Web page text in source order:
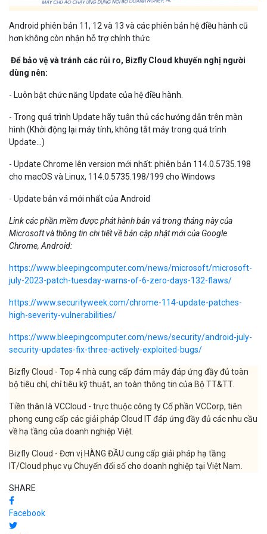
Android phiên bản 11, 12 và 13 và các phiên bản hệ điều hành cũ
hơn không còn nhận hỗ trợ chính thức
Để bảo vệ và tránh các rủi ro, Bizfly Cloud khuyến nghị người
dùng nên:
- Luôn bật chức năng Update của hệ điều hành.
- Trong quá trình Update hãy tuân thủ các hướng dẫn trên màn
hình (Khởi động lại máy tính, không tắt máy trong quá trình
Update...)
- Update Chrome lên version mới nhất: phiên bản 114.0.5735.198
cho macOS và Linux, 114.0.5735.198/199 cho Windows
- Update bản vá mới nhất của Android
Link các phần mềm được phát hành bản vá trong tháng này của
Microsoft và thông tin chi tiết về bản cập nhật mới của Google
Chrome, Android:
https://www.bleepingcomputer.com/news/microsoft/microsoft-
july-2023-patch-tuesday-warns-of-6-zero-days-132-flaws/
https://www.securityweek.com/chrome-114-update-patches-
high-severity-vulnerabilities/
https://www.bleepingcomputer.com/news/security/android-july-
security-updates-fix-three-actively-exploited-bugs/
Bizfly Cloud - Top 4 nhà cung cấp đám mây đáp ứng đầy đủ toàn
bộ tiêu chí, chỉ tiêu kỹ thuật, an toàn thông tin của Bộ TT&TT.
Tiền thân là VCCloud - trực thuộc công ty Cổ phần VCCorp, tiên
phong cung cấp các giải pháp Cloud IT đáp ứng đầy đủ các nhu cầu
về hạ tầng của doanh nghiệp Việt.
Bizfly Cloud - Đơn vị HÀNG ĐẦU cung cấp giải pháp hạ tầng
IT/Cloud phục vụ Chuyển đổi số cho doanh nghiệp tại Việt Nam.
SHARE
Facebook